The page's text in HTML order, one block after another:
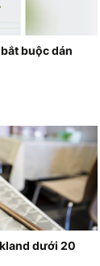
buộc dán
dưới 20